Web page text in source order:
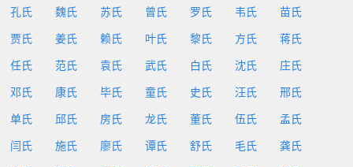
孔氏 魏氏 苏氏 曾氏 罗氏 韦氏 苗氏
贾氏 姜氏 赖氏 叶氏 黎氏 方氏 蒋氏
任氏 范氏 袁氏 武氏 白氏 沈氏 庄氏
邓氏 康氏 毕氏 童氏 史氏 汪氏 邢氏
单氏 邱氏 房氏 龙氏 董氏 伍氏 孟氏
闫氏 施氏 廖氏 谭氏 舒氏 毛氏 龚氏